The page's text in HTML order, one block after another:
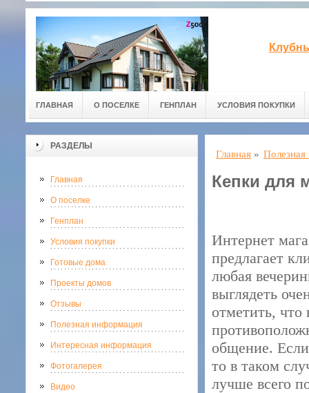
ГЛАВНАЯ О ПОСЕЛКЕ ГЕНПЛАН УСЛОВИЯ ПОКУПКИ
РАЗДЕЛЫ
Главная
О поселке
Генплан
Условия покупки
Готовые дома
Проекты домов
Отзывы
Полезная информация
Интересная информация
Фотогалерея
Видео
Главная »
Кепки для
Интернет
предлагает
любая
выглядеть
отметить,
общение.
то в таком
лучше всего